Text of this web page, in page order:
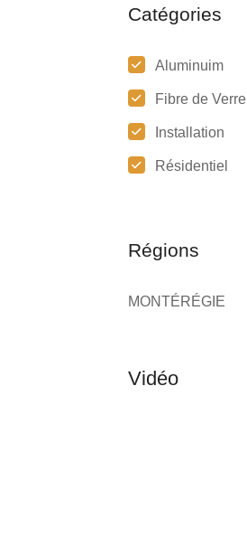
Catégories
Aluminuim
Fibre de Verre
Installation
Résidentiel
Régions
MONTÉRÉGIE